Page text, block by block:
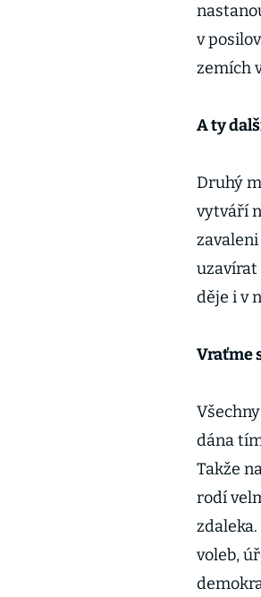
v
zemích
A ty
Druhý
vytváří
uzavírat
děje i v
Vraťme
dána
Takže
rodí
voleb,